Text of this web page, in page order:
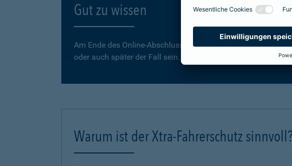
Gut zu wissen
Am Ende des Online-Abschlusses können Sie selbst
oder auch später der Fall sein.
Warum ist der Xtra-Fahrerschutz sinnvoll?